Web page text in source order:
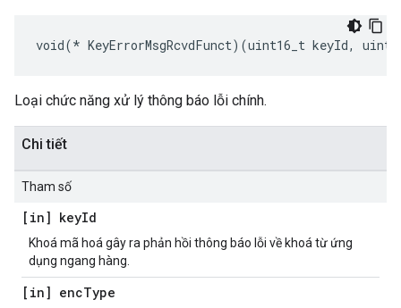
void(* KeyErrorMsgRcvdFunct)(uint16_t keyId,
Loại chức năng xử lý thông báo lỗi chính.
Chi tiết
Tham số
[in] keyId
Khoá mã hoá gây ra phản hồi thông báo lỗi về khoá từ ứng
dụng ngang hàng.
[in] encType